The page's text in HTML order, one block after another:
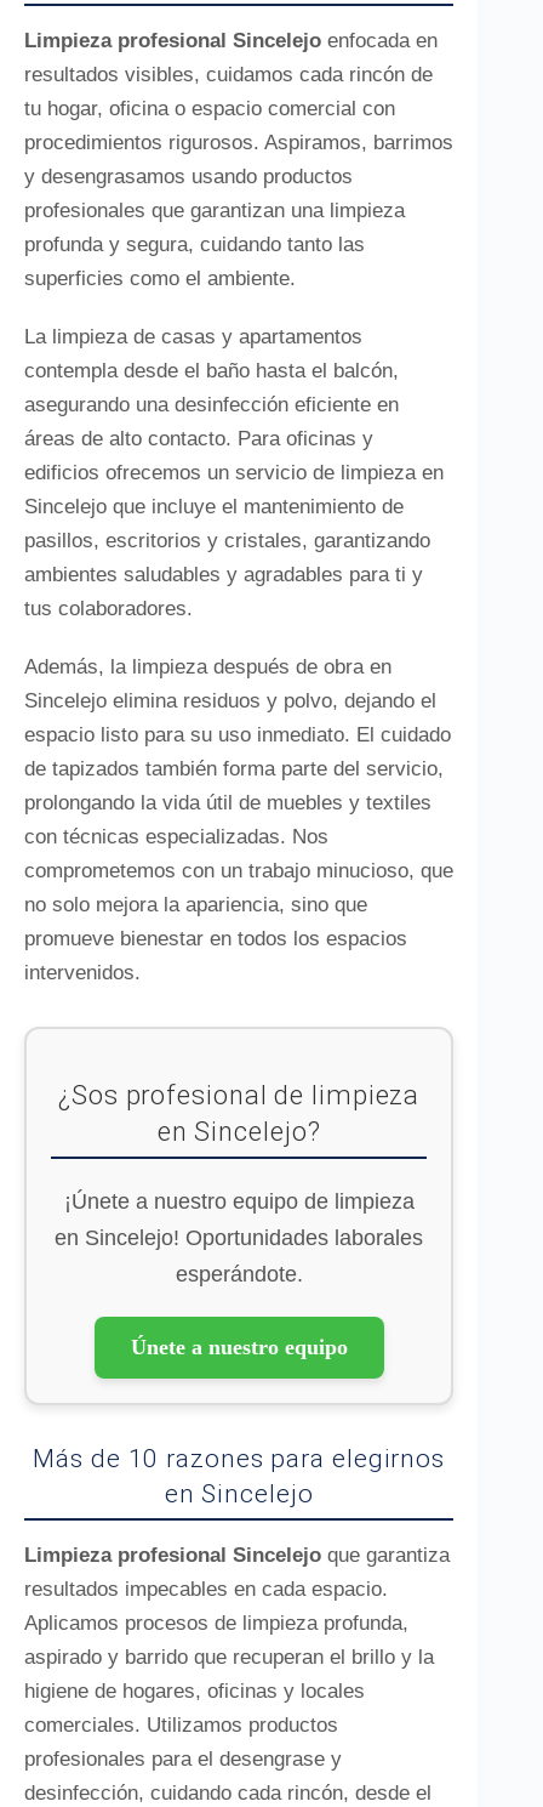
Limpieza profesional Sincelejo enfocada en
resultados visibles, cuidamos cada rincón de
tu hogar, oficina o espacio comercial con
procedimientos rigurosos. Aspiramos, barrimos
y desengrasamos usando productos
profesionales que garantizan una limpieza
profunda y segura, cuidando tanto las
superficies como el ambiente.
La limpieza de casas y apartamentos
contempla desde el baño hasta el balcón,
asegurando una desinfección eficiente en
áreas de alto contacto. Para oficinas y
edificios ofrecemos un servicio de limpieza en
Sincelejo que incluye el mantenimiento de
pasillos, escritorios y cristales, garantizando
ambientes saludables y agradables para ti y
tus colaboradores.
Además, la limpieza después de obra en
Sincelejo elimina residuos y polvo, dejando el
espacio listo para su uso inmediato. El cuidado
de tapizados también forma parte del servicio,
prolongando la vida útil de muebles y textiles
con técnicas especializadas. Nos
comprometemos con un trabajo minucioso, que
no solo mejora la apariencia, sino que
promueve bienestar en todos los espacios
intervenidos.
¿Sos profesional de limpieza
en Sincelejo?
¡Únete a nuestro equipo de limpieza
en Sincelejo! Oportunidades laborales
esperándote.
Únete a nuestro equipo
Más de 10 razones para elegirnos
en Sincelejo
Limpieza profesional Sincelejo que garantiza
resultados impecables en cada espacio.
Aplicamos procesos de limpieza profunda,
aspirado y barrido que recuperan el brillo y la
higiene de hogares, oficinas y locales
comerciales. Utilizamos productos
profesionales para el desengrase y
desinfección, cuidando cada rincón, desde el